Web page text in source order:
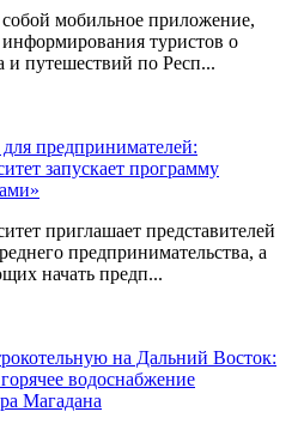
собой мобильное приложение,
информирования туристов о
и путешествий по Респ...
предпринимателей:
запускает программу
приглашает представителей
предпринимательства, а
начать предп...
на Дальний Восток:
водоснабжение
Магадана